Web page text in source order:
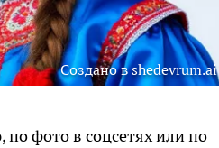
Создано в shedevrum.ai
фото в соцсетях или по